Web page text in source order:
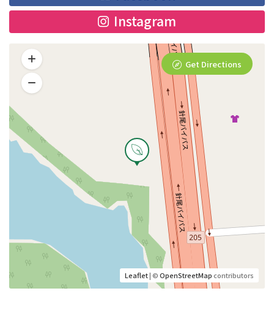
Instagram
Leaflet| ©OpenStreetMapcontributors
Get Directions